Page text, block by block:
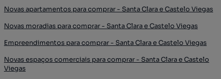
Novas apartamentos para comprar - Santa Clara e Castelo Viegas
Novas moradias para comprar - Santa Clara e Castelo Viegas
Empreendimentos para comprar - Santa Clara e Castelo Viegas
Novas espaços comerciais para comprar - Santa Clara e Castelo
Viegas